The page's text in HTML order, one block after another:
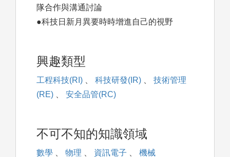
隊合作與溝通討論
●科技日新月異要時時增進自己的視野
興趣類型
工程科技(RI) 、 科技研發(IR) 、
技術管理
(RE) 、 安全品管(RC)
不可不知的知識領域
數學 、 物理 、 資訊電子 、 機械